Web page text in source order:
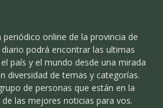
periódico online de la provincia de
podrá encontrar las ultimas
país y el mundo desde una mirada
diversidad de temas y categorías.
de personas que están en la
las mejores noticias para vos.